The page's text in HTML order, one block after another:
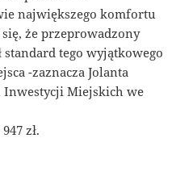
największego komfortu
że przeprowadzony
tego wyjątkowego
-zaznacza Jolanta
Inwestycji Miejskich we
zł.